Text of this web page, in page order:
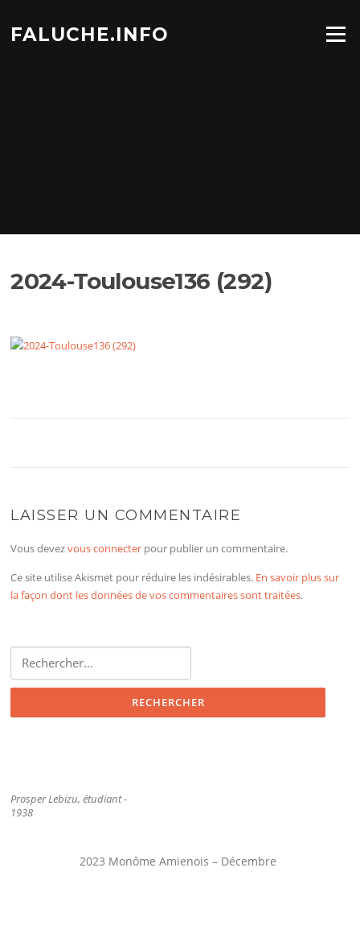
contenu
FALUCHE.INFO Menu
2024-Toulouse136 (292)
LAISSER UN COMMENTAIRE
Vous devezvous connecter pour publier un commentaire.
Ce site utilise Akismet pour réduire les indésirables. En savoir plus sur
la façon dont les données de vos commentaires sont traitées.
Rechercher :
Prosper Lebizu, étudiant -
1938
2023 Monôme Amienois – Décembre